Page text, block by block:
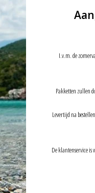
Garmont
€169,00
I.v.m. de
Pakketten zullen
Levertijd na
De klantenservice